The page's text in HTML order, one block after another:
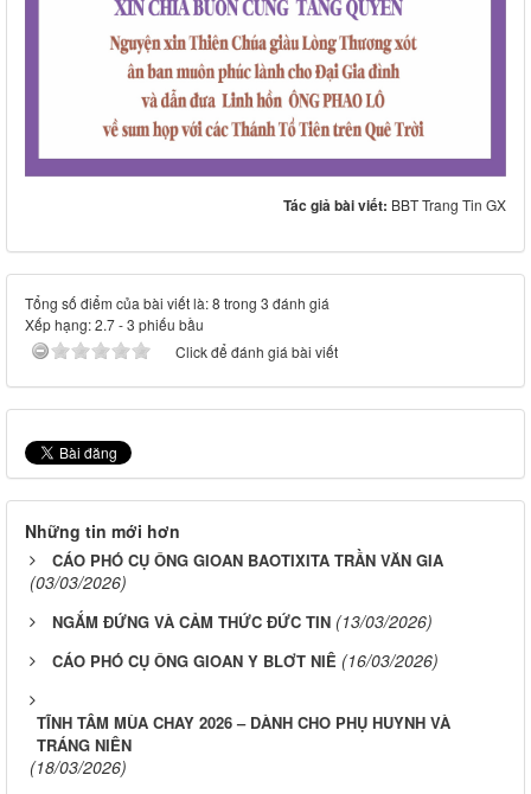
Tác giả bài viết: BBT Trang Tin GX
Tổng số điểm của bài viết là: 8 trong 3 đánh giá
Xếp hạng:2.7-3 phiếu bầu
Click để đánh giá bài viết
Những tin mới hơn
CÁO PHÓ CỤ ÔNG GIOAN BAOTIXITA TRẦN VĂN GIA
(03/03/2026)
NGẮM ĐỨNG VÀ CẢM THỨC ĐỨC TIN (13/03/2026)
CÁO PHÓ CỤ ÔNG GIOAN Y BLƠT NIÊ (16/03/2026)
TĨNH TÂM MÙA CHAY 2026 – DÀNH CHO PHỤ HUYNH VÀ
TRÁNG NIÊN
(18/03/2026)